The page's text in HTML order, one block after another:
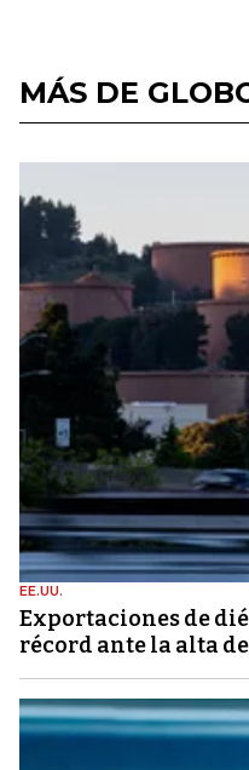
MÁS DE
EE.UU.
Exportaciones de
récord ante la alta